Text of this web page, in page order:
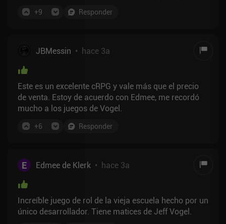
actualizando mejorando cosas, ademas el dev esta
+9 Responder
JBMessin • hace 3a
Este es un excelente cRPG y vale más que el precio
de venta. Estoy de acuerdo con Edmee, me recordó
mucho a los juegos de Vogel.
+6 Responder
E Edmee de Klerk • hace 3a
Increíble juego de rol de la vieja escuela hecho por un
único desarrollador. Tiene matices de Jeff Vogel.